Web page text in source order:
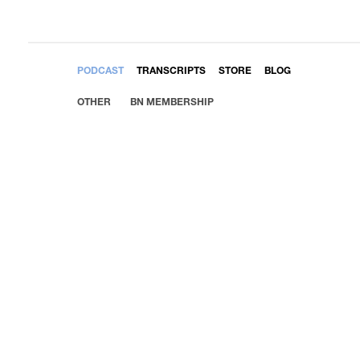
PODCAST TRANSCRIPTS STORE BLOG
OTHER BN MEMBERSHIP